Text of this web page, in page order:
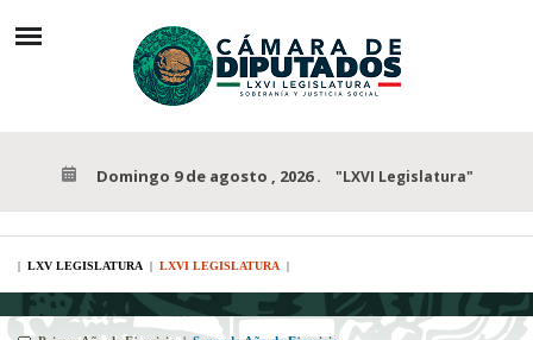
Domingo 9 de agosto , 2026. "LXVI Legislatura"
| LXV LEGISLATURA | LXVI LEGISLATURA |